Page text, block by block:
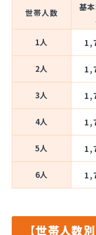
世帯人数
基
1人
2人
3人
4人
5人
6人
【世帯人数